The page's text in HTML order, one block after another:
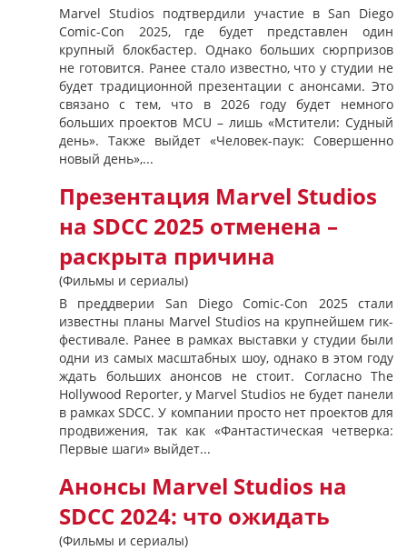
Marvel Studios подтвердили участие в San Diego
Comic-Con 2025, где будет представлен один
крупный блокбастер. Однако больших сюрпризов
не готовится. Ранее стало известно, что у студии не
будет традиционной презентации с анонсами. Это
связано с тем, что в 2026 году будет немного
больших проектов MCU – лишь «Мстители: Судный
день». Также выйдет «Человек-паук: Совершенно
новый день»,...
Презентация Marvel Studios
на SDCC 2025 отменена –
раскрыта причина
(Фильмы и сериалы)
В преддверии San Diego Comic-Con 2025 стали
известны планы Marvel Studios на крупнейшем гик-
фестивале. Ранее в рамках выставки у студии были
одни из самых масштабных шоу, однако в этом году
ждать больших анонсов не стоит. Согласно The
Hollywood Reporter, у Marvel Studios не будет панели
в рамках SDCC. У компании просто нет проектов для
продвижения, так как «Фантастическая четверка:
Первые шаги» выйдет...
Анонсы Marvel Studios на
SDCC 2024: что ожидать
(Фильмы и сериалы)